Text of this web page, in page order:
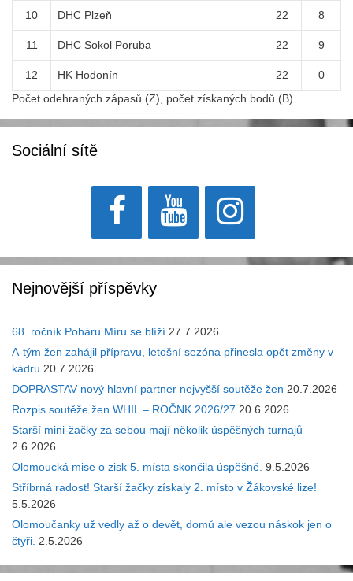
10 DHC Plzeň 22 8
11 DHC Sokol Poruba 22 9
12 HK Hodonín 22
0
Počet odehraných zápasů (Z), počet získaných bodů (B)
Sociální sítě
Nejnovější příspěvky
68. ročník Poháru Míru se blíží 27.7.2026
A-tým žen zahájil přípravu, letošní sezóna přinesla opět změny v
kádru 20.7.2026
DOPRASTAV nový hlavní partner nejvyšší soutěže žen 20.7.2026
Rozpis soutěže žen WHIL – ROČNK 2026/27 20.6.2026
Starší mini-žačky za sebou mají několik úspěšných turnajů
2.6.2026
Olomoucká mise o zisk 5. místa skončila úspěšně. 9.5.2026
Stříbrná radost! Starší žačky získaly 2. místo v Žákovské lize!
5.5.2026
Olomoučanky už vedly až o devět, domů ale vezou náskok jen o
čtyři. 2.5.2026